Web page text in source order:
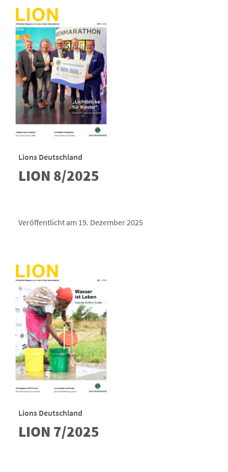
Lions Deutschland
LION 8/2025
Veröffentlicht am 19. Dezember 2025
Lions Deutschland
LION 7/2025